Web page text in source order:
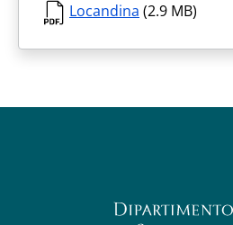
Locandina (2.9 MB)